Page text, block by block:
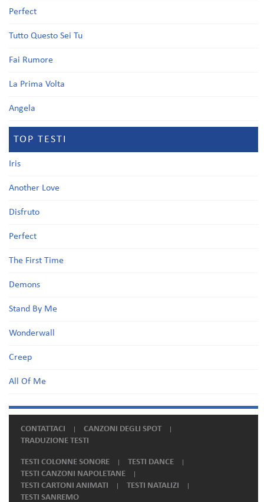
Perfect
Tutto Questo Sei Tu
Fai Rumore
La Prima Volta
Angela
TOP TESTI
Iris
Another Love
Disfruto
Perfect
The First Time
Demons
Stand By Me
Wonderwall
Creep
All Of Me
CONTATTACI
CANZONI DEGLI SPOT
TRADUZIONE TESTI
TESTI COLONNE SONORE
TESTI DANCE
TESTI CANZONI NAPOLETANE
TESTI CARTONI ANIMATI
TESTI NATALIZI
TESTI SANREMO